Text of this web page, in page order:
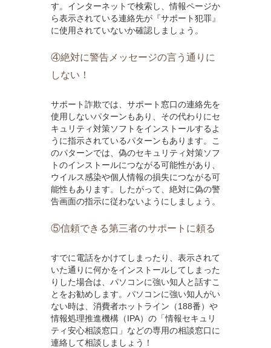
す。インターネットで検索し、情報ページか
ら表示されている連絡先が『サポート犯罪』
に使用されていないか確認しましょう。
④絶対に警告メッセージの言う通りに
しない！
サポート詐欺では、サポート窓口の連絡先を
使用しないパターンもあり、その代わりにセ
キュリティ対策ソフトをインストールするよ
うに指示されているパターンもあります。こ
のパターンでは、偽のセキュリティ対策ソフ
トのインストールにつながる可能性があり、
ウイルス感染や個人情報の損失につながる可
能性もあります。したがって、絶対に偽の警
告画面の指示に従わないようにしましょう。
⑤信頼できる第三者のサポートに頼る
すでに電話をかけてしまったり、表示されて
いた通りに何かをインストールしてしまった
りした場合は、パソコンに強い知人と話すこ
とをお勧めします。パソコンに強い知人がい
ない時は、消費者ホットライン（188番）や
情報処理推進機構（IPA）の「情報セキュリ
ティ安心相談窓口」などの専用の相談窓口に
連絡して相談しましょう！